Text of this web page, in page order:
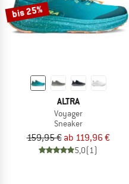
bis 25%
ALTRA
Voyager
Sneaker
159,95 € ab 119,96 €
5,0(1)